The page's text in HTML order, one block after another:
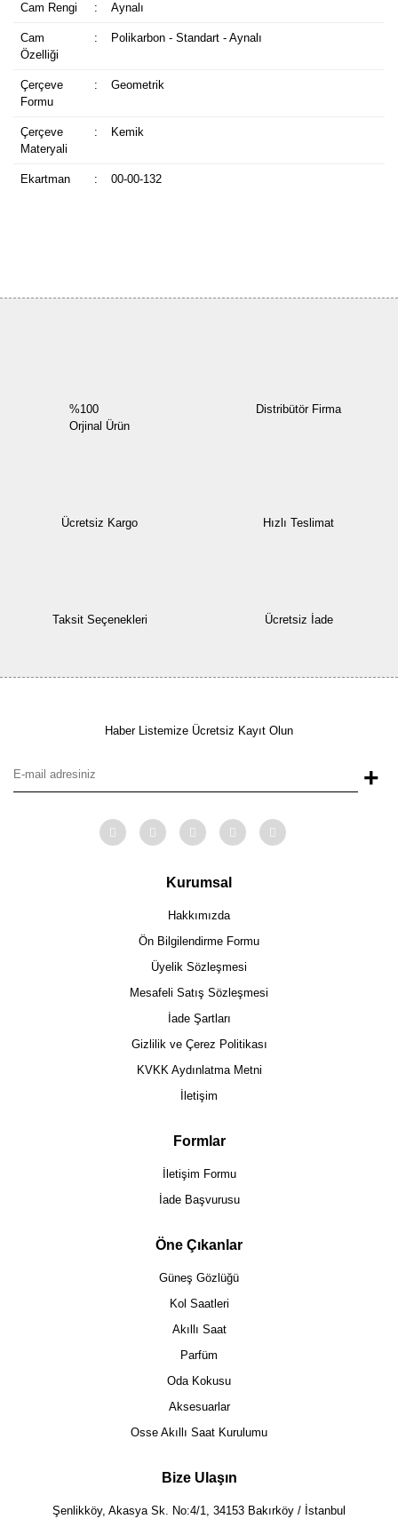
Cam Rengi : Aynalı
Cam
Özelliği
: Polikarbon - Standart - Aynalı
Çerçeve
Formu
: Geometrik
Çerçeve
Materyali
: Kemik
Ekartman : 00-00-132
%100
Orjinal Ürün
Distribütör Firma
Ücretsiz Kargo Hızlı Teslimat
Taksit Seçenekleri Ücretsiz İade
Haber Listemize Ücretsiz Kayıt Olun
+
Kurumsal
Hakkımızda
Ön Bilgilendirme Formu
Üyelik Sözleşmesi
Mesafeli Satış Sözleşmesi
İade Şartları
Gizlilik ve Çerez Politikası
KVKK Aydınlatma Metni
İletişim
Formlar
İletişim Formu
İade Başvurusu
Öne Çıkanlar
Güneş Gözlüğü
Kol Saatleri
Akıllı Saat
Parfüm
Oda Kokusu
Aksesuarlar
Osse Akıllı Saat Kurulumu
Bize Ulaşın
Şenlikköy, Akasya Sk. No:4/1, 34153 Bakırköy / İstanbul